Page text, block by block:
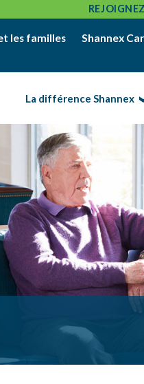
les familles
Shannex
La différence Shannex